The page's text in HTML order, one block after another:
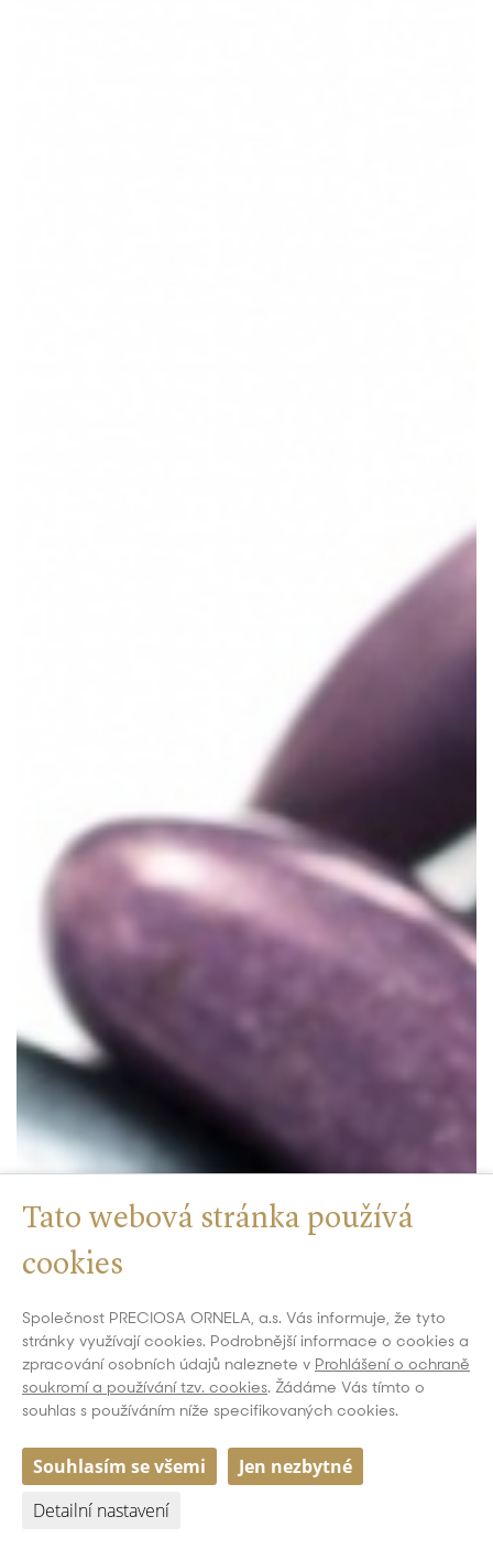
Tato webová stránka používá
cookies
Společnost PRECIOSA ORNELA, a.s. Vás informuje, že tyto
stránky využívají cookies. Podrobnější informace o cookies a
zpracování osobních údajů naleznete v Prohlášení o ochraně
soukromí a používání tzv. cookies. Žádáme Vás tímto o
souhlas s používáním níže specifikovaných cookies.
Souhlasím se všemi
Jen nezbytné
Detailní nastavení